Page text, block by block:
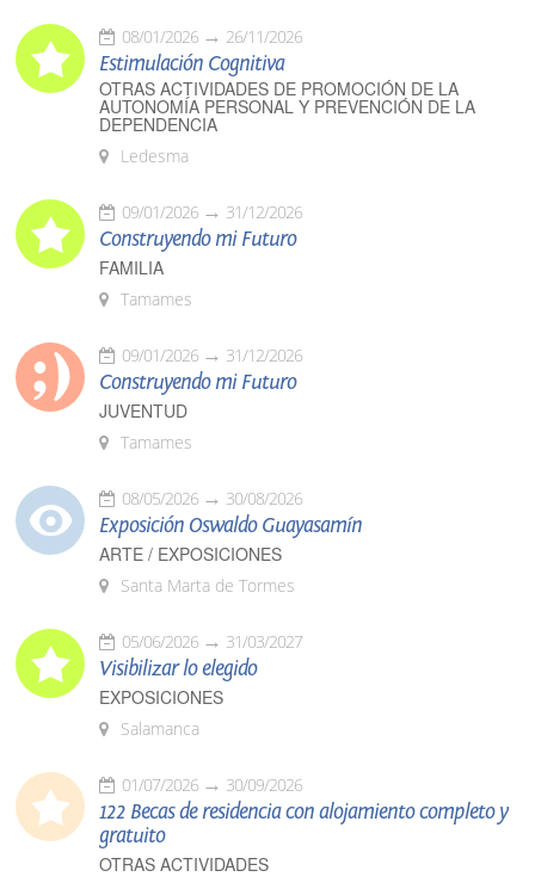
08/01/2026 26/11/2026
Estimulación Cognitiva
OTRAS ACTIVIDADES DE PROMOCIÓN DE LA
AUTONOMÍA PERSONAL Y PREVENCIÓN DE LA
DEPENDENCIA
Ledesma
09/01/2026 31/12/2026
Construyendo mi Futuro
FAMILIA
Tamames
09/01/2026 31/12/2026
Construyendo mi Futuro
JUVENTUD
Tamames
08/05/2026 30/08/2026
Exposición Oswaldo Guayasamín
ARTE / EXPOSICIONES
Santa Marta de Tormes
05/06/2026 31/03/2027
Visibilizar lo elegido
EXPOSICIONES
Salamanca
01/07/2026 30/09/2026
122 Becas de residencia con alojamiento completo y
gratuito
OTRAS ACTIVIDADES